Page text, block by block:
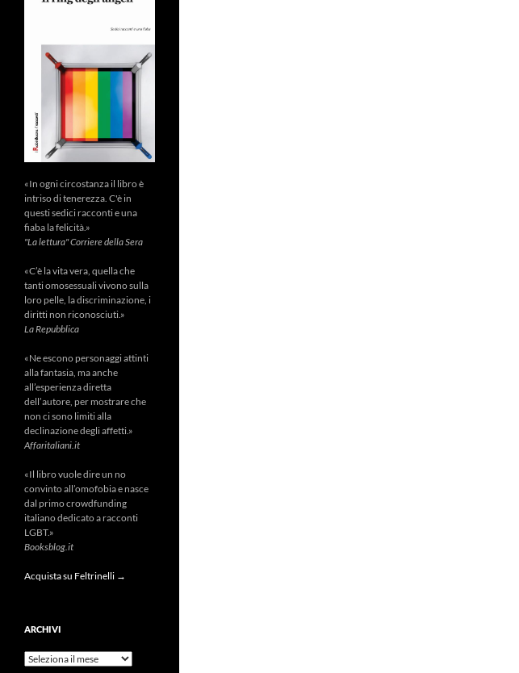
«In ogni circostanza il libro è
intriso di tenerezza. C'è in
questi sedici racconti e una
fiaba la felicità.»
"La lettura" Corriere della Sera
«C’è la vita vera, quella che
tanti omosessuali vivono sulla
loro pelle, la discriminazione, i
diritti non riconosciuti.»
La Repubblica
«Ne escono personaggi attinti
alla fantasia, ma anche
all’esperienza diretta
dell’autore, per mostrare che
non ci sono limiti alla
declinazione degli affetti.»
Affaritaliani.it
«Il libro vuole dire un no
convinto all’omofobia e nasce
dal primo crowdfunding
italiano dedicato a racconti
LGBT.»
Booksblog.it
Acquista su Feltrinelli →
ARCHIVI
Archivi